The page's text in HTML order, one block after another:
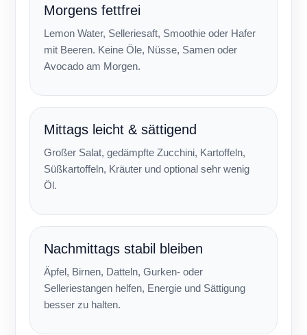
Morgens fettfrei
Lemon Water, Selleriesaft, Smoothie oder Hafer
mit Beeren. Keine Öle, Nüsse, Samen oder
Avocado am Morgen.
Mittags leicht & sättigend
Großer Salat, gedämpfte Zucchini, Kartoffeln,
Süßkartoffeln, Kräuter und optional sehr wenig
Öl.
Nachmittags stabil bleiben
Äpfel, Birnen, Datteln, Gurken- oder
Selleriestangen helfen, Energie und Sättigung
besser zu halten.